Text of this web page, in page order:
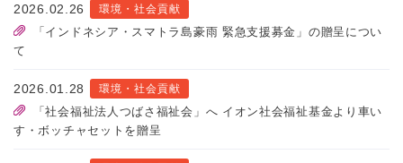
2026.02.26 環境・社会貢献
「インドネシア・スマトラ島豪雨 緊急支援募金」の贈呈につい
て
2026.01.28 環境・社会貢献
「社会福祉法人つばさ福祉会」へ イオン社会福祉基金より車い
す・ボッチャセットを贈呈